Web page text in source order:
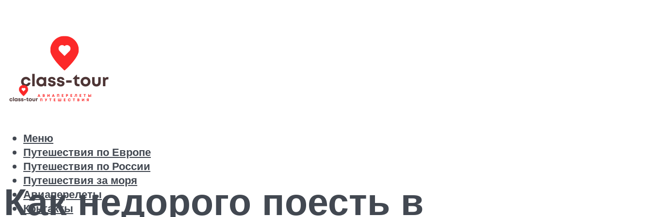
Путешествия по Европе
Путешествия по России
Путешествия за моря
Авиаперелеты
Контакты
Меню
Как недорого поесть в